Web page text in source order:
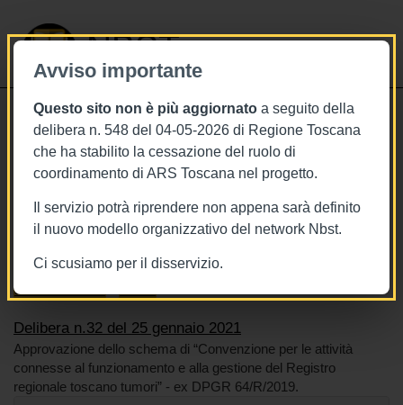
Avviso importante
Questo sito non è più aggiornato a seguito della
delibera n. 548 del 04-05-2026 di Regione Toscana
che ha stabilito la cessazione del ruolo di
coordinamento di ARS Toscana nel progetto.
Il servizio potrà riprendere non appena sarà definito
il nuovo modello organizzativo del network Nbst.
Ci scusiamo per il disservizio.
NBST
25/1/2021
Delibera n.32 del 25 gennaio 2021
Tags Toscana
BURT Bollettino della regione toscana
Sistema sanitario
Delibera n.32 del 25 gennaio 2021
Approvazione dello schema di “Convenzione per le attività
connesse al funzionamento e alla gestione del Registro
regionale toscano tumori” - ex DPGR 64/R/2019.